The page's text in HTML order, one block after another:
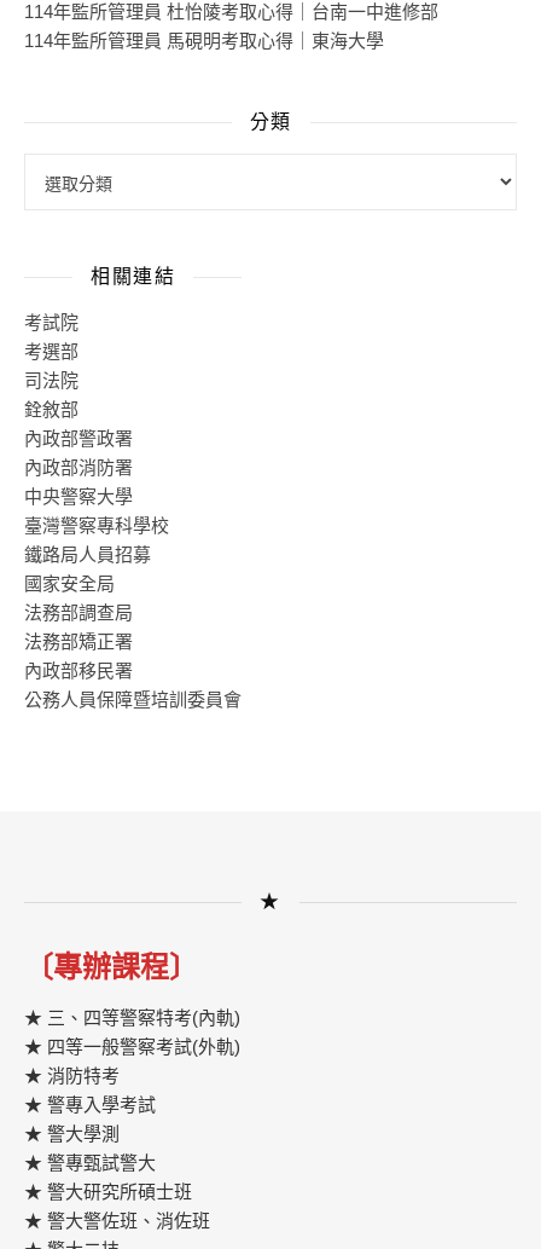
114年監所管理員 杜怡陵考取心得｜台南一中進修部
114年監所管理員 馬硯明考取心得｜東海大學
分類
相關連結
考試院
考選部
司法院
銓敘部
內政部警政署
內政部消防署
中央警察大學
臺灣警察專科學校
鐵路局人員招募
國家安全局
法務部調查局
法務部矯正署
內政部移民署
公務人員保障暨培訓委員會
★
〔專辦課程〕
★ 三、四等警察特考(內軌)
★ 四等一般警察考試(外軌)
★ 消防特考
★ 警專入學考試
★ 警大學測
★ 警專甄試警大
★ 警大研究所碩士班
★ 警大警佐班、消佐班